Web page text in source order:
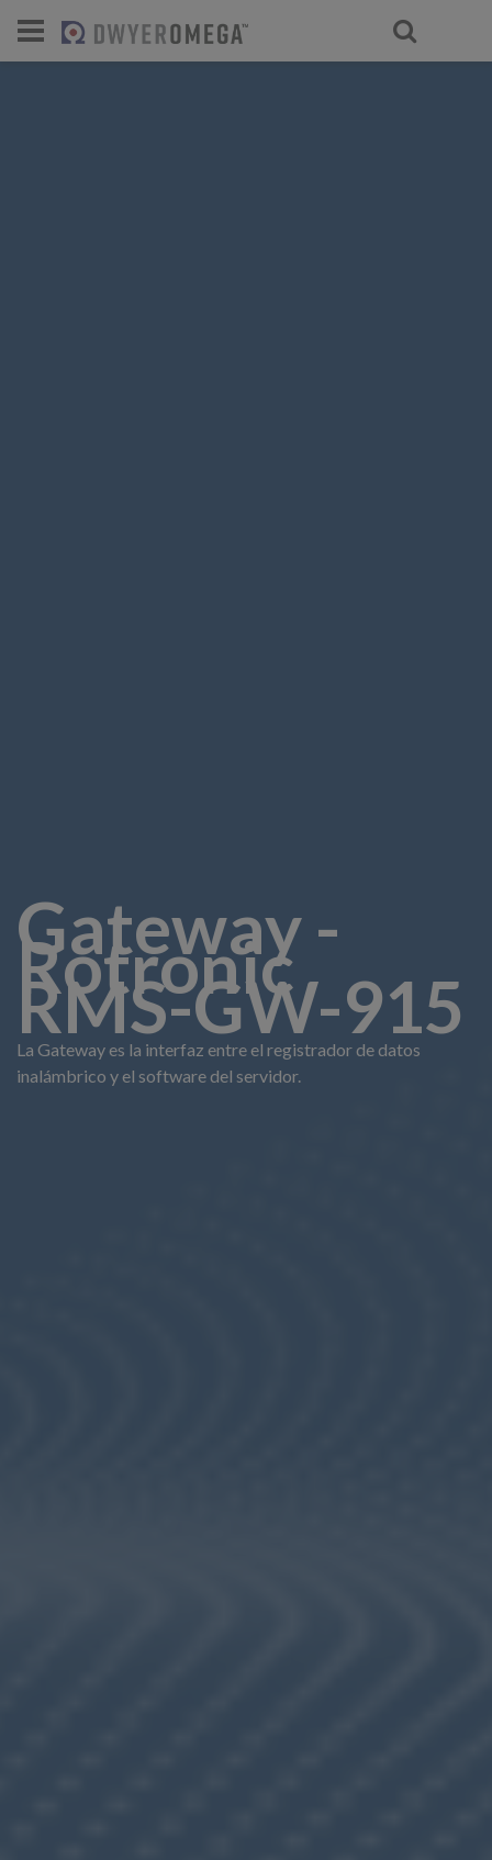
Gateway -
Rotronic
RMS-GW-915
La Gateway es la interfaz entre el registrador de datos
inalámbrico y el software del servidor.